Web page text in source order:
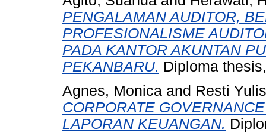
PENGALAMAN AUDITOR,
PROFESIONALISME
PADA KANTOR AKUNTAN
PEKANBARU. Diploma
Agnes, Monica and Resti
CORPORATE
LAPORAN KEUANGAN.